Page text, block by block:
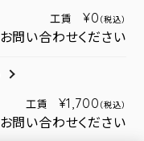
工賃 ¥0 （税込）
お問い合わせください
工賃 ¥1,700 （税込）
お問い合わせください